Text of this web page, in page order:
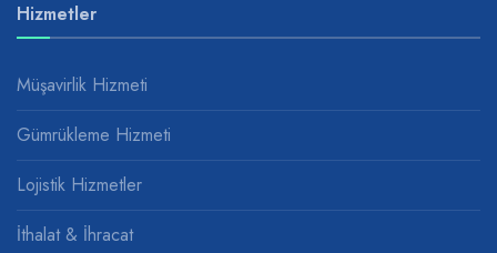
Hizmetler
Müşavirlik Hizmeti
Gümrükleme Hizmeti
Lojistik Hizmetler
İthalat & İhracat